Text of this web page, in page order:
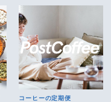
コーヒーの定期便